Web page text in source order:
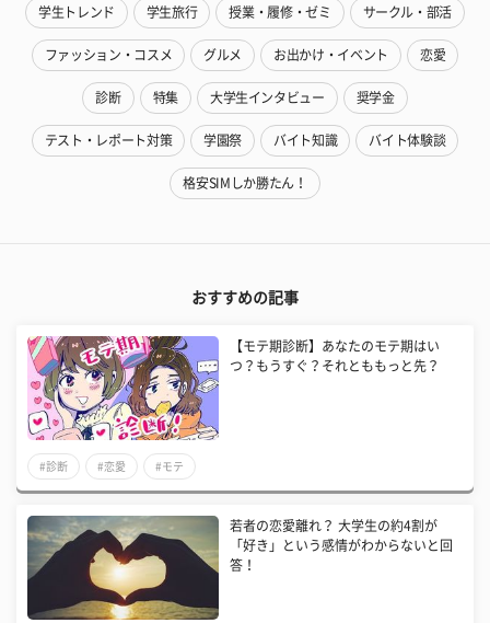
学生トレンド 学生旅行 授業・履修・ゼミ サークル・部活
ファッション・コスメ グルメ お出かけ・イベント 恋愛
診断 特集 大学生インタビュー 奨学金
テスト・レポート対策 学園祭 バイト知識 バイト体験談
格安SIMしか勝たん！
おすすめの記事
【モテ期診断】あなたのモテ期はい
つ？もうすぐ？それとももっと先？
#診断 #恋愛 #モテ
​若者の恋愛離れ？ 大学生の約4割が
「好き」という感情がわからないと回
答！